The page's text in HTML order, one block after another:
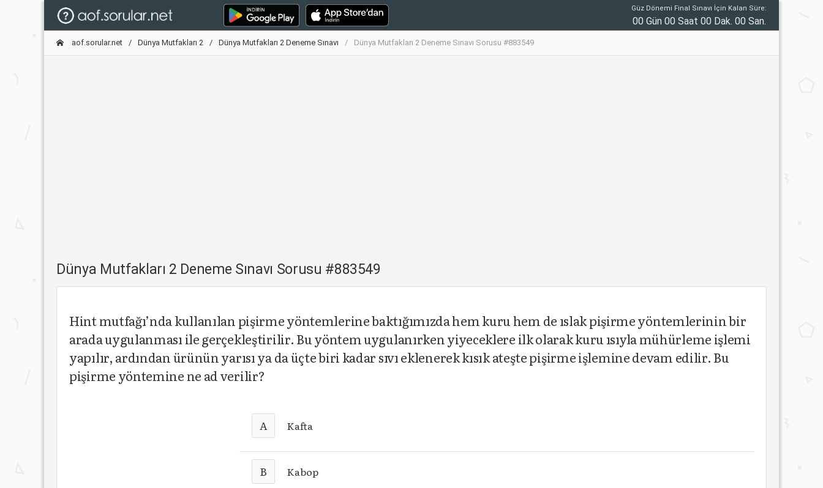
Güz Dönemi Final Sınavı İçin Kalan Süre:
00 Gün 00 Saat 00 Dak. 00 San.
aof.sorular.net Dünya Mutfakları 2 Dünya Mutfakları 2 Deneme Sınavı Dünya Mutfakları 2 Deneme Sınavı Sorusu #883549
Dünya Mutfakları 2 Deneme Sınavı Sorusu #883549
Hint mutfağı’nda kullanılan pişirme yöntemlerine baktığımızda hem kuru hem de ıslak pişirme yöntemlerinin bir
arada uygulanması ile gerçekleştirilir. Bu yöntem uygulanırken yiyeceklere ilk olarak kuru ısıyla mühürleme işlemi
yapılır, ardından ürünün yarısı ya da üçte biri kadar sıvı eklenerek kısık ateşte pişirme işlemine devam edilir. Bu
pişirme yöntemine ne ad verilir?
A Kafta
B Kabop